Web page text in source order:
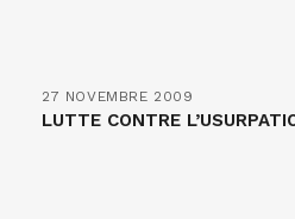
27 NOVEMBRE 2009
LUTTE CONTRE